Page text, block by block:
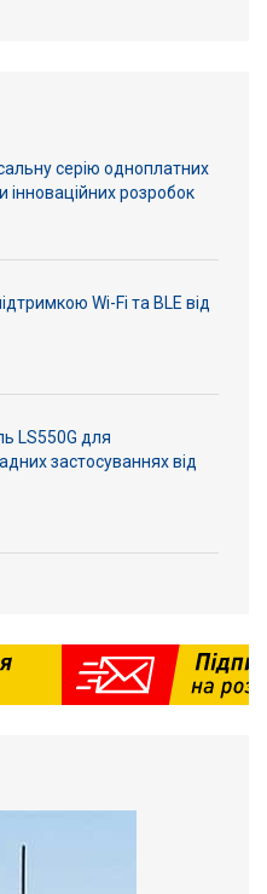
серію одноплатних
інноваційних розробок
Wi-Fi та BLE від
LS550G для
застосуваннях від